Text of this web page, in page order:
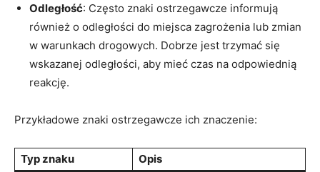
Odległość: Często znaki ostrzegawcze informują
również o⁤ odległości do miejsca zagrożenia‌ lub‌ zmian⁤
w warunkach⁢ drogowych. Dobrze jest trzymać się
wskazanej odległości, aby mieć‌ czas na odpowiednią
reakcję.
Przykładowe ⁢znaki ostrzegawcze ich znaczenie:
Typ znaku
Opis